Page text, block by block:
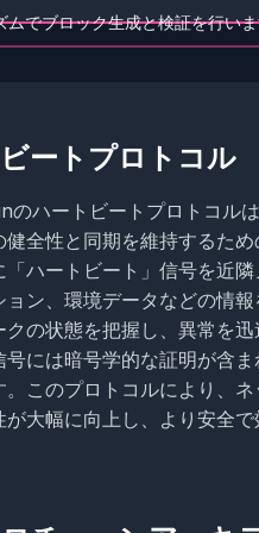
ートプロトコル
のハートビートプロトコル
健全性と同期を維持するた
「ハートビート」信号を近
ョン、環境データなどの情
クの状態を把握し、異常を
号には暗号学的な証明が含
。このプロトコルにより、
が大幅に向上し、より安全